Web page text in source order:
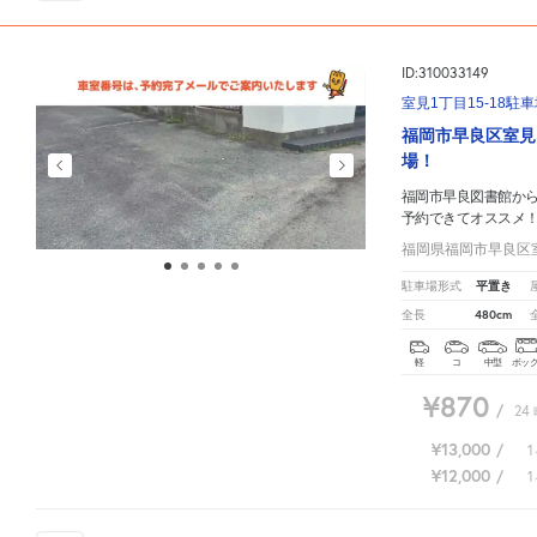
ID:310033149
室見1丁目15-18駐車
福岡市早良区室
場！
福岡市早良図書館か
予約できてオススメ
福岡県福岡市早良区
駐車場形式 平置き
全長 480cm
軽 コ 中型 ボッ
¥870 / 24
¥13,000 / 1
¥12,000 / 1